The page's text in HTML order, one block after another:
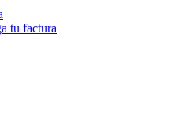
tu factura